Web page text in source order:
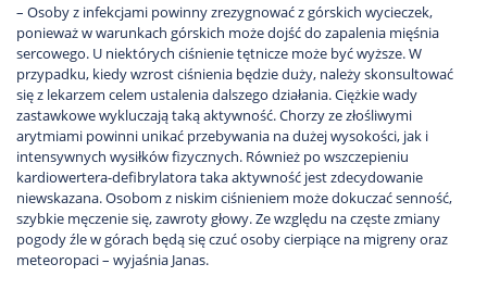
– Osoby z infekcjami powinny zrezygnować z górskich wycieczek,
ponieważ w warunkach górskich może dojść do zapalenia mięśnia
sercowego. U niektórych ciśnienie tętnicze może być wyższe. W
przypadku, kiedy wzrost ciśnienia będzie duży, należy skonsultować
się z lekarzem celem ustalenia dalszego działania. Ciężkie wady
zastawkowe wykluczają taką aktywność. Chorzy ze złośliwymi
arytmiami powinni unikać przebywania na dużej wysokości, jak i
intensywnych wysiłków fizycznych. Również po wszczepieniu
kardiowertera-defibrylatora taka aktywność jest zdecydowanie
niewskazana. Osobom z niskim ciśnieniem może dokuczać senność,
szybkie męczenie się, zawroty głowy. Ze względu na częste zmiany
pogody źle w górach będą się czuć osoby cierpiące na migreny oraz
meteoropaci – wyjaśnia Janas.